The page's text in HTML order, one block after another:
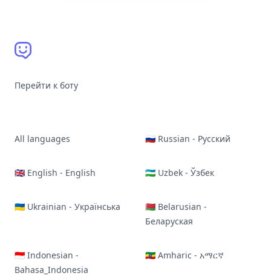
Перейти к боту
All languages 🇷🇺 Russian - Русский
🇬🇧 English - English 🇺🇿 Uzbek - Ўзбек
🇺🇦 Ukrainian - Українська
🇧🇾 Belarusian -
Беларуская
🇮🇩 Indonesian -
Bahasa_Indonesia
🇪🇹 Amharic - አማርኛ